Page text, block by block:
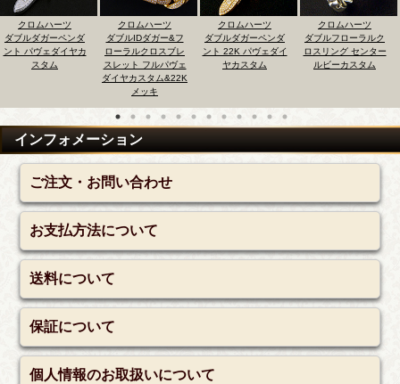
クロムハーツ
ダブルIDダガー&フ
ローラルクロスブレ
スレット フルパヴェ
ダイヤカスタム&22K
クロムハーツ
ダブルダガーペンダ
ント 22K パヴェダイ
ヤカスタム
クロムハーツ
ダブルフローラルク
ロスリング センター
ルビーカスタム
クロムハーツ
ダブルCHクロスチ
ーム ダイヤパヴェ
スタム
インフォメーション
ご注文・お問い合わせ
お支払方法について
送料について
保証について
個人情報のお取扱いについて